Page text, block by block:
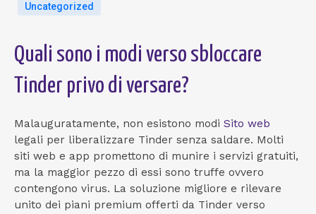
Uncategorized
Quali sono i modi verso sbloccare
Tinder privo di versare?
Malauguratamente, non esistono modi Sito web
legali per liberalizzare Tinder senza saldare. Molti
siti web e app promettono di munire i servizi gratuiti,
ma la maggior pezzo di essi sono truffe ovvero
contengono virus. La soluzione migliore e rilevare
unito dei piani premium offerti da Tinder verso